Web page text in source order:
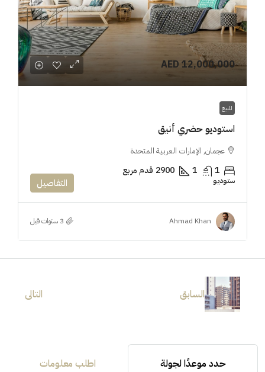
AED 12,000,000
للبيع
استوديو حضري أنيق
عجمان, الإمارات العربية المتحدة
1
1
2900 قدم مربع
ستوديو التفاصيل
Ahmad Khan
السابق التالى
حدد موعدًا لجولة اطلب معلومات